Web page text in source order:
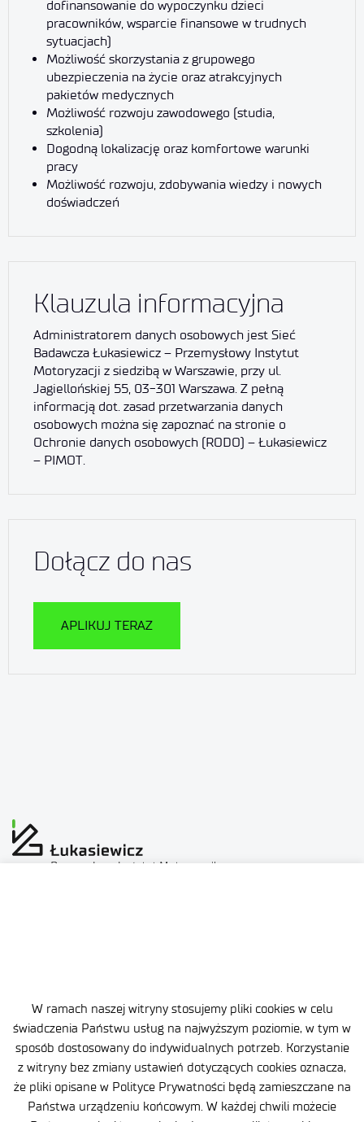
W ramach naszej witryny stosujemy pliki cookies w celu
świadczenia Państwu usług na najwyższym poziomie, w tym w
sposób dostosowany do indywidualnych potrzeb. Korzystanie
z witryny bez zmiany ustawień dotyczących cookies oznacza,
że pliki opisane w Polityce Prywatności będą zamieszczane na
Państwa urządzeniu końcowym. W każdej chwili możecie
dofinansowanie do wypoczynku dzieci
pracowników, wsparcie finansowe w trudnych
sytuacjach)
Możliwość skorzystania z grupowego
ubezpieczenia na życie oraz atrakcyjnych
pakietów medycznych
Możliwość rozwoju zawodowego (studia,
szkolenia)
Dogodną lokalizację oraz komfortowe warunki
pracy
Możliwość rozwoju, zdobywania wiedzy i nowych
doświadczeń
Klauzula informacyjna
Administratorem danych osobowych jest Sieć
Badawcza Łukasiewicz – Przemysłowy Instytut
Motoryzacji z siedzibą w Warszawie, przy ul.
Jagiellońskiej 55, 03-301 Warszawa. Z pełną
informacją dot. zasad przetwarzania danych
osobowych można się zapoznać na stronie o
Ochronie danych osobowych (RODO) – Łukasiewicz
– PIMOT.
Dołącz do nas
APLIKUJ TERAZ
Zgłaszanie naruszeń prawa
Plan równości (GEP)
Skargi i odwołania